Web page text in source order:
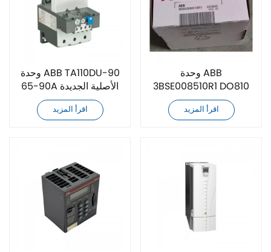
وحدة ABB TA110DU-90
65-90A الأصلية الجديدة
اقرأ المزيد
وحدة ABB
3BSE008510R1 DO810
الأصلية الجديدة
اقرأ المزيد